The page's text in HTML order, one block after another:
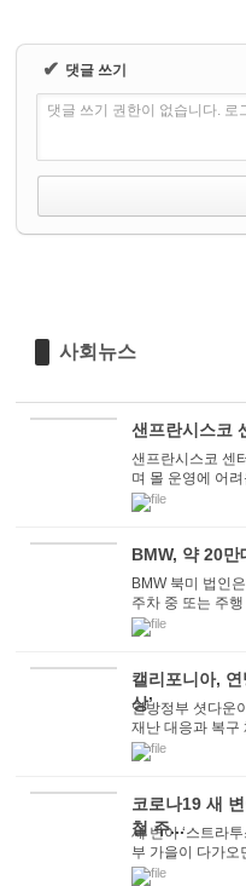
✔ 댓글 쓰기
댓글 쓰기 권한이 없습니다. 로
사회뉴스
샌프란시스코
샌프란시스코 센
며 몰 운영에 어
보도했다. 폭스40
BMW, 약 20만
BMW 북미 법인
주차 중 또는 주
다. 차량 소유자는
캘리포니아, 연
상’
연방정부 셧다운
재난 대응과 복구
빈 뉴섬 주지사는
코로나19 새
철 주...
새 변이 ‘스트라
부 가을이 다가오
고 있다. 특히...